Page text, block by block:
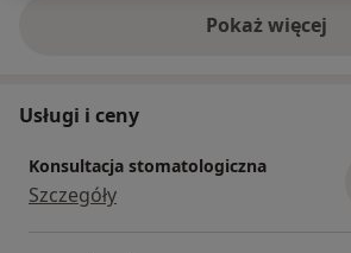
Pokaż więcej
o
Usługi i ceny
Konsultacja stomatologiczna
Szczegóły